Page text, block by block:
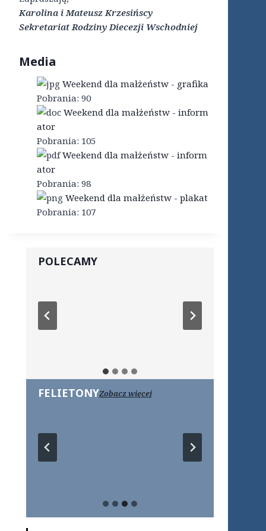
Karolina i Mateusz Krzesińscy
Sekretariat Rodziny Diecezji Wschodniej
Media
Weekend dla małżeństw - grafika
Pobrania: 90
Weekend dla małżeństw - inform
ator
Pobrania: 105
Weekend dla małżeństw - inform
ator
Pobrania: 98
Weekend dla małżeństw - plakat
Pobrania: 107
POLECAMY
FELIETONYZobacz więcej